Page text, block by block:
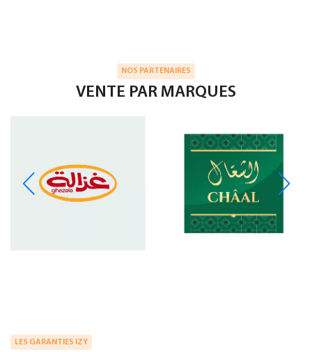
NOS PARTENAIRES
VENTE PAR MARQUES
LES GARANTIES IZY